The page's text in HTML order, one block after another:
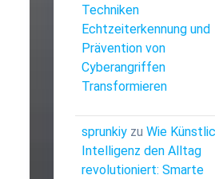
Techniken
Echtzeiterkennung und
Prävention von
Cyberangriffen
Transformieren
sprunkiyzu Wie
Intelligenz den Alltag
revolutioniert: Smarte